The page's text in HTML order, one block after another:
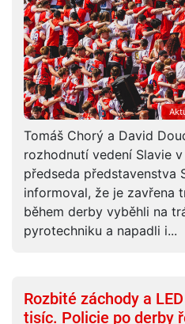
Tomáš Chorý a David
rozhodnutí vedení Slavie
předseda představenstva
informoval, že je zavřena
během derby vyběhli na
pyrotechniku a napadli i...
Rozbité záchody a
tisíc. Policie po derby